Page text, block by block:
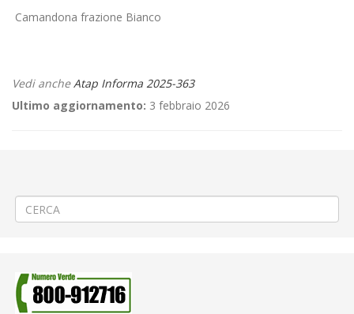
Camandona frazione Bianco
Vedi ancheAtap Informa 2025-363
Ultimo aggiornamento: 3 febbraio 2026